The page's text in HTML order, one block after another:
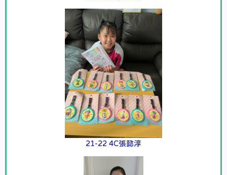
21-22 4C張懿淳